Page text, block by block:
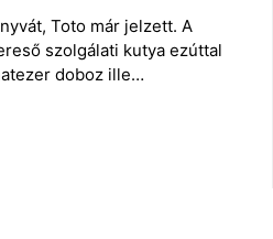
Toto már jelzett. A
szolgálati kutya ezúttal
doboz ille…